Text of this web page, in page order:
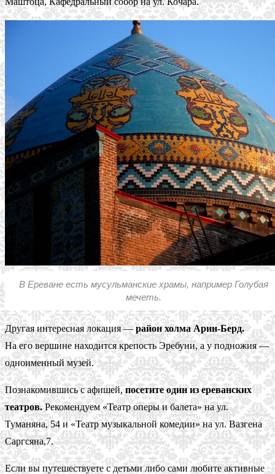
В Ереване есть мусульманские храмы, например Голубая
мечеть.
Другая интересная локация —район холма Арин-Берд.
На его вершине находится крепость Эребуни, а у подножия —
одноименный музей.
Познакомившись с афишей,посетите один из ереванских
театров.Рекомендуем «Театр оперы и балета» на ул.
Туманяна, 54 и «Театр музыкальной комедии» на ул. Вазгена
Саргсяна,7.
Если вы путешествуете с детьми либо сами любите активные